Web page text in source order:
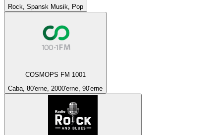
Rock, Spansk Musik, Pop
COSMOPS FM 1001
Caba, 80'erne, 2000'erne, 90'erne